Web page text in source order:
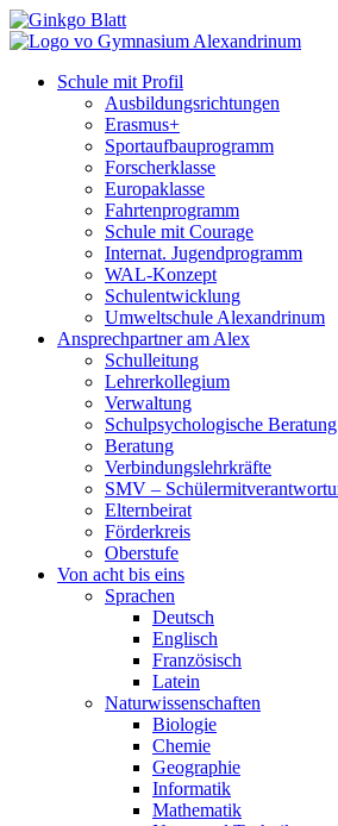
Schule mit Profil
Ausbildungsrichtungen
Erasmus+
Sportaufbauprogramm
Forscherklasse
Europaklasse
Fahrtenprogramm
Schule mit Courage
Internat. Jugendprogramm
WAL-Konzept
Schulentwicklung
Umweltschule Alexandrinum
Ansprechpartner am Alex
Schulleitung
Lehrerkollegium
Verwaltung
Schulpsychologische Beratung
Beratung
Verbindungslehrkräfte
SMV –
Elternbeirat
Förderkreis
Oberstufe
Von acht bis eins
Sprachen
Deutsch
Englisch
Französisch
Latein
Naturwissenschaften
Biologie
Chemie
Geographie
Informatik
Mathematik